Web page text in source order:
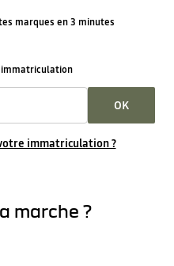
marques en 3 minutes
immatriculation
OK
immatriculation ?
marche ?